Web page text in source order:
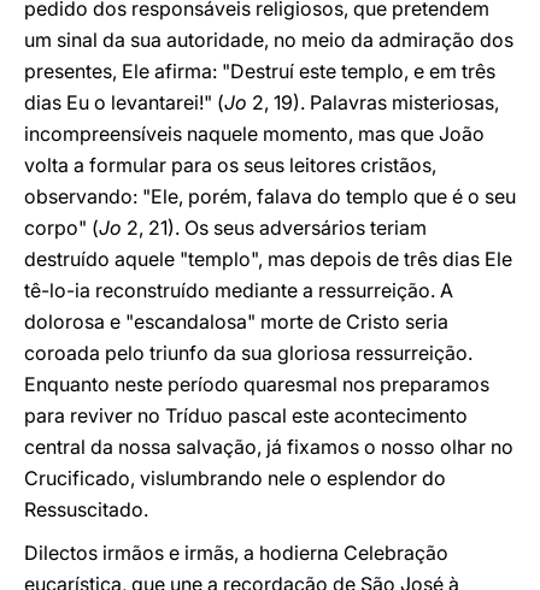
pedido dos responsáveis religiosos, que pretendem
um sinal da sua autoridade, no meio da admiração dos
presentes, Ele afirma: "Destruí este templo, e em três
dias Eu o levantarei!" (Jo 2, 19). Palavras misteriosas,
incompreensíveis naquele momento, mas que João
volta a formular para os seus leitores cristãos,
observando: "Ele, porém, falava do templo que é o seu
corpo" (Jo 2, 21). Os seus adversários teriam
destruído aquele "templo", mas depois de três dias Ele
tê-lo-ia reconstruído mediante a ressurreição. A
dolorosa e "escandalosa" morte de Cristo seria
coroada pelo triunfo da sua gloriosa ressurreição.
Enquanto neste período quaresmal nos preparamos
para reviver no Tríduo pascal este acontecimento
central da nossa salvação, já fixamos o nosso olhar no
Crucificado, vislumbrando nele o esplendor do
Ressuscitado.
Dilectos irmãos e irmãs, a hodierna Celebração
eucarística, que une a recordação de São José à